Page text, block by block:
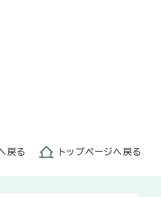
戻る トップページへ戻る